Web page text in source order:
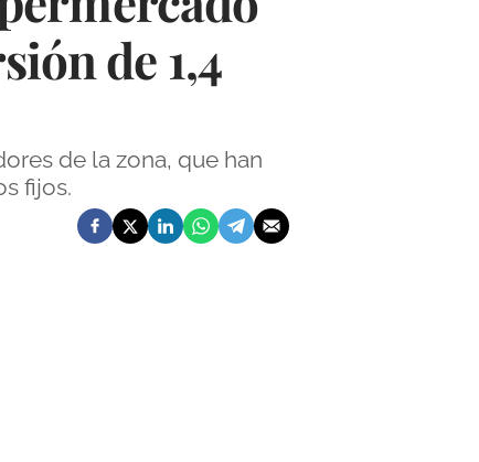
de 1,4
de la zona, que han
fijos.